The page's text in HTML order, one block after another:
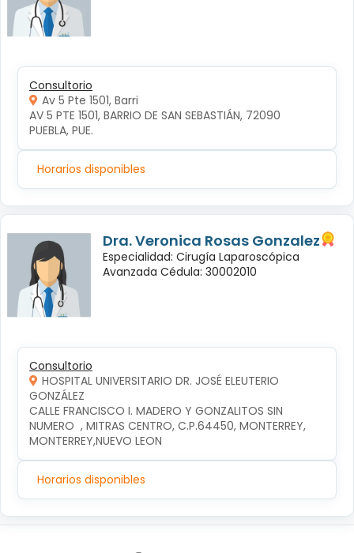
Consultorio
Av 5 Pte 1501, Barri
AV 5 PTE 1501, BARRIO DE SAN SEBASTIÁN, 72090
PUEBLA, PUE.
Horarios disponibles
Dra. Veronica Rosas Gonzalez
Especialidad: Cirugía Laparoscópica
Avanzada Cédula: 30002010
Consultorio
HOSPITAL UNIVERSITARIO DR. JOSÉ ELEUTERIO
GONZÁLEZ
CALLE FRANCISCO I. MADERO Y GONZALITOS SIN
NUMERO  , MITRAS CENTRO, C.P.64450, MONTERREY,
MONTERREY,NUEVO LEON
Horarios disponibles